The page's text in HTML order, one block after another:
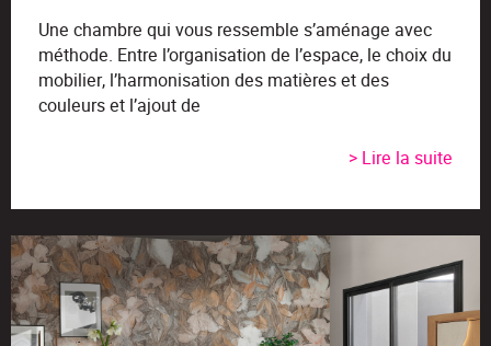
Une chambre qui vous ressemble s’aménage avec
méthode. Entre l’organisation de l’espace, le choix du
mobilier, l’harmonisation des matières et des
couleurs et l’ajout de
> Lire la suite